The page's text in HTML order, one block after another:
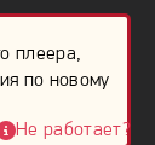
так и ту
понимание
их по
как
плеера,
по новому
Не работает?